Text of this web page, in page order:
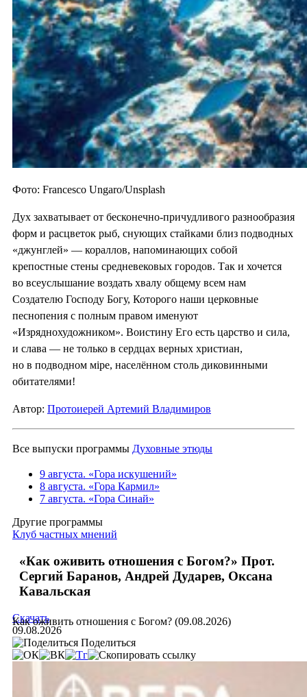
Фото: Francesco Ungaro/Unsplash
Дух захватывает от бесконечно-причудливого разнообразия
форм и расцветок рыб, снующих стайками близ подводных
«джунглей» — кораллов, напоминающих собой
крепостные стены средневековых городов. Так и хочется
во всеуслышание воздать хвалу общему всем нам
Создателю Господу Богу, Которого наши церковные
песнопения с полным правом именуют
«Изряднохудожником». Воистину Его есть царство и сила,
и слава — не только в сердцах верных христиан,
но в подводном мiре, населённом столь диковинными
обитателями!
Автор: Протоиерей Артемий Владимиров
Все выпуски программы Духовные этюды
9 августа. «Гора искушений»
8 августа. «Гора Кармил»
7 августа. «Гора Синай»
Другие программы
Клуб частных мнений
«Как оживить отношения с Богом?» Прот.
Сергий Баранов, Андрей Дударев, Оксана
Кавальская
Как оживить отношения с Богом? (09.08.2026)
Скачать
09.08.2026
Поделиться